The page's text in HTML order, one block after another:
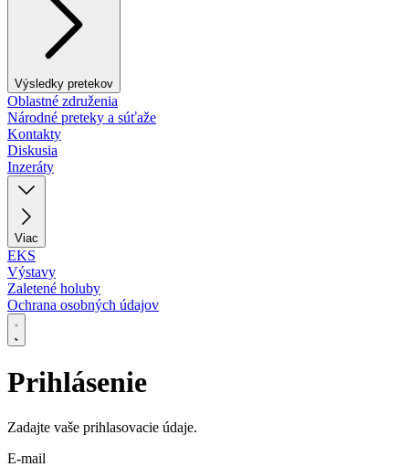
Výsledky pretekov
Oblastné združenia
Národné preteky a súťaže
Kontakty
Diskusia
Inzeráty
Viac
EKS
Výstavy
Zaletené holuby
Ochrana osobných údajov
Prihlásenie
Zadajte vaše prihlasovacie údaje.
E‑mail